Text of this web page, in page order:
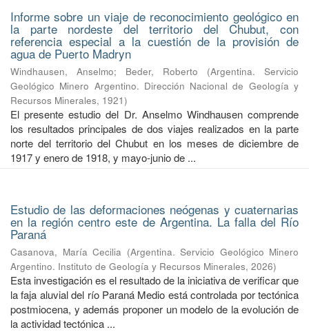
Informe sobre un viaje de reconocimiento geológico en
la parte nordeste del territorio del Chubut, con
referencia especial a la cuestión de la provisión de
agua de Puerto Madryn
Windhausen, Anselmo; Beder, Roberto (Argentina. Servicio
Geológico Minero Argentino. Dirección Nacional de Geología y
Recursos Minerales, 1921)
El presente estudio del Dr. Anselmo Windhausen comprende
los resultados principales de dos viajes realizados en la parte
norte del territorio del Chubut en los meses de diciembre de
1917 y enero de 1918, y mayo-junio de ...
Estudio de las deformaciones neógenas y cuaternarias
en la región centro este de Argentina. La falla del Río
Paraná
Casanova, María Cecilia (Argentina. Servicio Geológico Minero
Argentino. Instituto de Geología y Recursos Minerales, 2026)
Esta investigación es el resultado de la iniciativa de verificar que
la faja aluvial del río Paraná Medio está controlada por tectónica
postmiocena, y además proponer un modelo de la evolución de
la actividad tectónica ...